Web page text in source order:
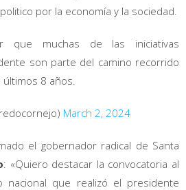
por la economía y la sociedad.
que muchas de las iniciativas
son parte del camino recorrido
8 años.
March 2, 2024
el gobernador radical de Santa
: «Quiero destacar la convocatoria al
nacional que realizó el presidente